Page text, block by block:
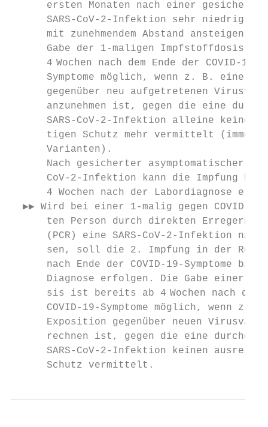
ersten Monaten nach einer
SARS-CoV-2-Infektion sehr niedrig,
mit zunehmendem Abstand ansteigen.
Gabe der 1-maligen Impfstoffdosis
4  Wochen nach dem Ende der COVID-
Symptome möglich, wenn z. B. eine
gegenüber neu aufgetretenen
anzunehmen ist, gegen die eine
SARS-CoV-2-Infektion alleine keinen
tigen Schutz mehr vermittelt
Varianten).
Nach gesicherter asymptomatischer
CoV-2-Infektion kann die Impfung
4 Wochen nach der Labordiagnose
▶▶ Wird bei einer 1-malig gegen COVID-
ten Person durch direkten
(PCR) eine SARS-CoV-2-Infektion
sen, soll die 2. Impfung in der
nach Ende der COVID-19-Symptome
Diagnose erfolgen. Die Gabe einer
sis ist bereits ab 4  Wochen nach
COVID-19-Symptome möglich, wenn z.
Exposition gegenüber neuen
rechnen ist, gegen die eine
SARS-CoV-2-Infektion keinen
Schutz vermittelt.